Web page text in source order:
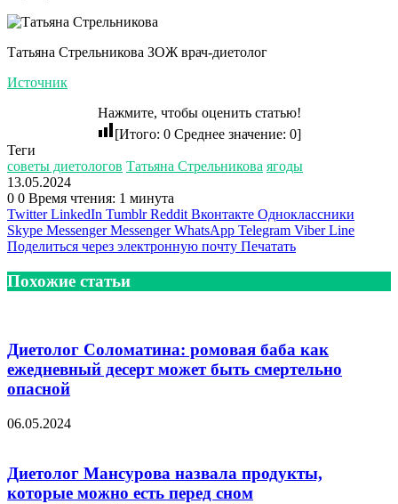
Татьяна Стрельникова ЗОЖ врач-диетолог
Источник
Нажмите, чтобы оценить статью!
[Итого: 0 Среднее значение: 0]
Теги
советы диетологов Татьяна Стрельникова ягоды
13.05.2024
0 0 Время чтения: 1 минута
Twitter LinkedIn Tumblr Reddit Вконтакте Одноклассники
Skype Messenger Messenger WhatsApp Telegram Viber Line
Поделиться через электронную почту Печатать
Похожие статьи
Диетолог Соломатина: ромовая баба как
ежедневный десерт может быть смертельно
опасной
06.05.2024
Диетолог Мансурова назвала продукты,
которые можно есть перед сном